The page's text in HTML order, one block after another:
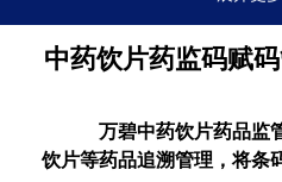
中药饮片药监码赋
万碧中药饮片药品监
饮片等药品追溯管理，将条